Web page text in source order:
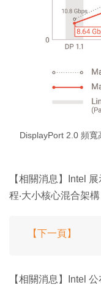
DisplayPort 2.0 頻
【相關消息】Intel
程‧大小核心混合架構
【下一頁】
【相關消息】Intel